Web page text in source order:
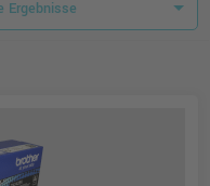
und 100 %